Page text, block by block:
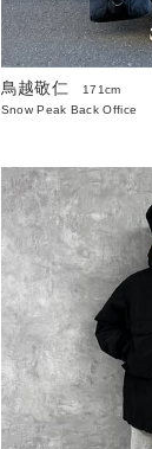
鳥越敬仁
171cm
Snow Peak Back Office